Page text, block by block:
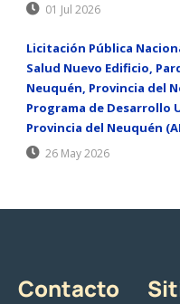
01 Jul 2026
Licitación Pública
Salud Nuevo Edificio,
Neuquén, Provincia del
Programa de Desarrollo
Provincia del Neuquén
26 May 2026
Contacto